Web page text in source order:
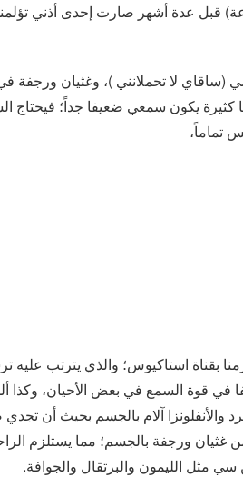
عدة أشهر صارت إحدى أذني
(ساقاي لا تحملانني )، وغثيان
كثيرة يكون سمعي ضعيفا جداً؛ فيحتاج
تماماً،
بقناة استاكيوس؛ والذي يترتب عليه
قوة السمع في بعض الأحيان، وكذا
والأنفلونزا آلام بالجسم بحيث أن
ورجفة بالجسم؛ مما يستلزم
سي مثل الليمون والبرتقال والجوافة.